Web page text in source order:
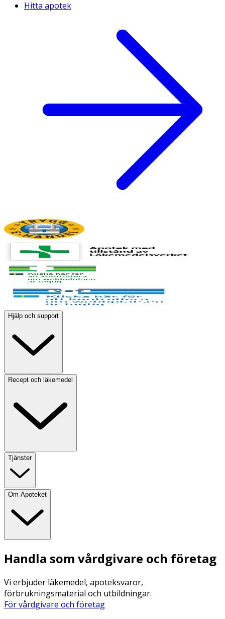
Hitta apotek
Hjälp och support
Recept och läkemedel
Tjänster
Om Apoteket
Handla som vårdgivare och företag
Vi erbjuder läkemedel, apoteksvaror,
förbrukningsmaterial och utbildningar.
För vårdgivare och företag